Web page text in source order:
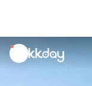
unread
notifications